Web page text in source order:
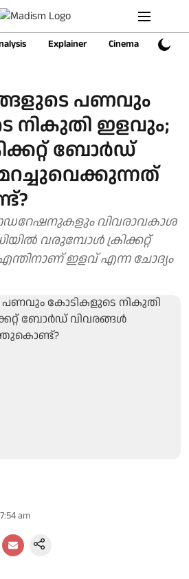
Explainer Cinema Sports
പണവും
നികുതി ഇളവും;
ബോര്‍ഡ്
വിവരാവകാശ
വരുമ്പോള്‍ ക്രിക്കറ്റ്
ഇളവ് എന്ന ചോദ്യം
am